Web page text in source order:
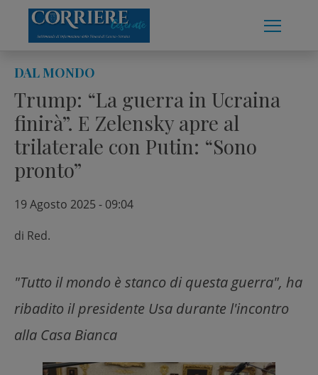
content
DAL MONDO
Trump: “La guerra in Ucraina
finirà”. E Zelensky apre al
trilaterale con Putin: “Sono
pronto”
19 Agosto 2025 - 09:04
di Red.
"Tutto il mondo è stanco di questa guerra", ha
ribadito il presidente Usa durante l'incontro
alla Casa Bianca